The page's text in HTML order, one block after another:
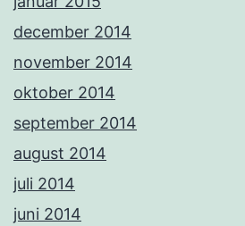
december 2014
november 2014
oktober 2014
september 2014
august 2014
juli 2014
juni 2014